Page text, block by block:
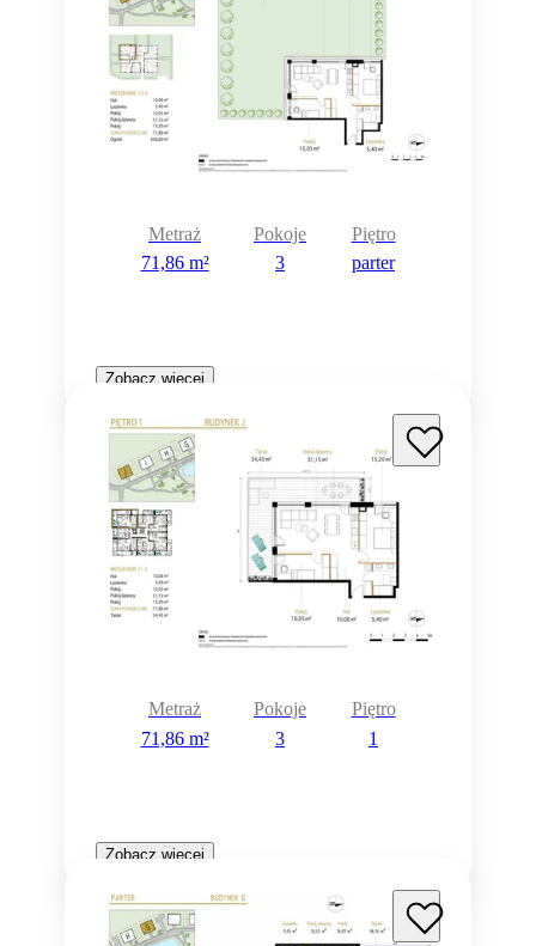
Metraż
71,86 m²
Pokoje
3
Piętro
parter
Zobacz więcej
Metraż
71,86 m²
Pokoje
3
Piętro
1
Zobacz więcej